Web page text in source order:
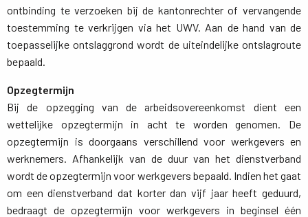
ontbinding te verzoeken bij de kantonrechter of vervangende
toestemming te verkrijgen via het UWV. Aan de hand van de
toepasselijke ontslaggrond wordt de uiteindelijke ontslagroute
bepaald.
Opzegtermijn
Bij de opzegging van de arbeidsovereenkomst dient een
wettelijke opzegtermijn in acht te worden genomen. De
opzegtermijn is doorgaans verschillend voor werkgevers en
werknemers. Afhankelijk van de duur van het dienstverband
wordt de opzegtermijn voor werkgevers bepaald. Indien het gaat
om een dienstverband dat korter dan vijf jaar heeft geduurd,
bedraagt de opzegtermijn voor werkgevers in beginsel één